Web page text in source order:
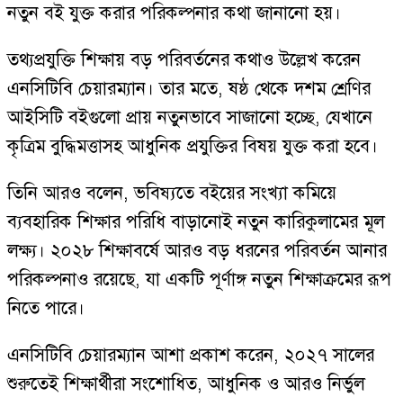
নতুন বই যুক্ত করার পরিকল্পনার কথা জানানো হয়।
তথ্যপ্রযুক্তি শিক্ষায় বড় পরিবর্তনের কথাও উল্লেখ করেন
এনসিটিবি চেয়ারম্যান। তার মতে, ষষ্ঠ থেকে দশম শ্রেণির
আইসিটি বইগুলো প্রায় নতুনভাবে সাজানো হচ্ছে, যেখানে
কৃত্রিম বুদ্ধিমত্তাসহ আধুনিক প্রযুক্তির বিষয় যুক্ত করা হবে।
তিনি আরও বলেন, ভবিষ্যতে বইয়ের সংখ্যা কমিয়ে
ব্যবহারিক শিক্ষার পরিধি বাড়ানোই নতুন কারিকুলামের মূল
লক্ষ্য। ২০২৮ শিক্ষাবর্ষে আরও বড় ধরনের পরিবর্তন আনার
পরিকল্পনাও রয়েছে, যা একটি পূর্ণাঙ্গ নতুন শিক্ষাক্রমের রূপ
নিতে পারে।
এনসিটিবি চেয়ারম্যান আশা প্রকাশ করেন, ২০২৭ সালের
শুরুতেই শিক্ষার্থীরা সংশোধিত, আধুনিক ও আরও নির্ভুল